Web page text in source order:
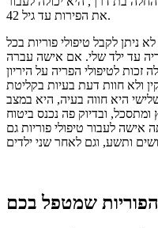
את הפירות עד גיל 42.
ניתן לקבל טיפולי פוריות בכל
עד ילד שלי. אם אישה עברה
זכות לטיפולי הפריה על היריון
ולא חוות דעת בעיות בקליטת
היא חווה בעיה, היא במצב
ומתסכל, ובדיוק פה נכנס ביטוח
לעבור טיפולי פוריות גם